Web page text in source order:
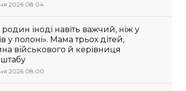
2026 08:04
іноді навіть важчий, ніж у
у полоні». Мама трьох дітей,
військового й керівниця
2026 08:00